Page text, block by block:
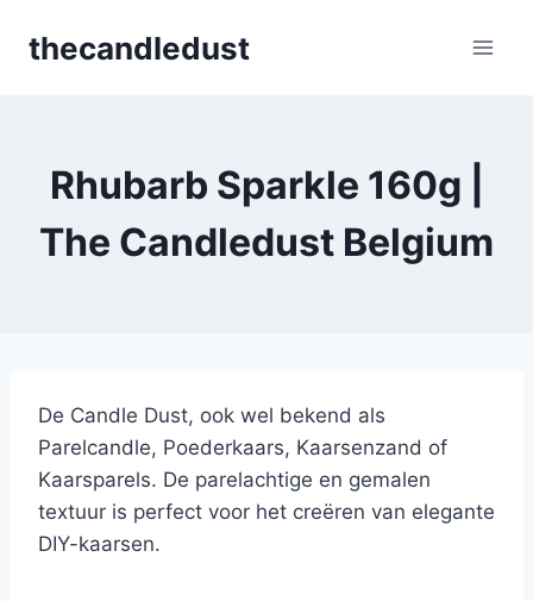
thecandledust
Rhubarb Sparkle 160g |
The Candledust Belgium
De Candle Dust, ook wel bekend als
Parelcandle, Poederkaars, Kaarsenzand of
Kaarsparels. De parelachtige en gemalen
textuur is perfect voor het creëren van elegante
DIY-kaarsen.